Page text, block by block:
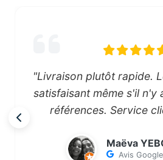
"Livraison plutôt rapide.
satisfaisant même s'il n'y
références. Service
Maëva
Avis